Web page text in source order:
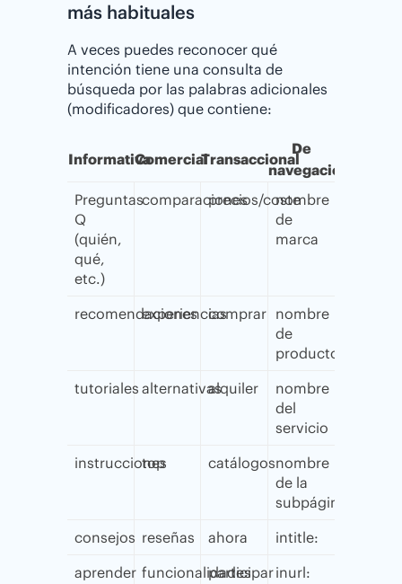
más habituales
A veces puedes reconocer qué
intención tiene una consulta de
búsqueda por las palabras adicionales
(modificadores) que contiene:
InformativaComercialTransaccional
De
navegación
Preguntas
Q
(quién,
qué,
etc.)
comparacionesprecios/costenombre
de
marca
recomendaciones
experienciascomprar nombre
de
producto
tutoriales alternativasalquiler
nombre
del
servicio
instrucciones
top catálogosnombre
de la
subpágina
consejos reseñas ahora
intitle:
aprender funcionalidades
participarinurl: